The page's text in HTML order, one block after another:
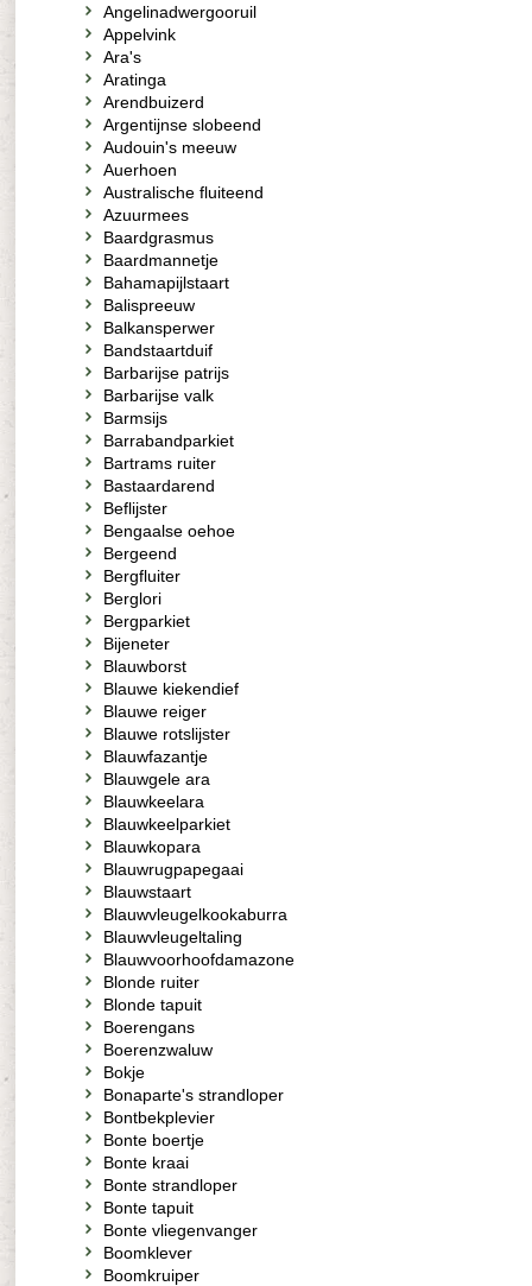
Angelinadwergooruil
Appelvink
Ara's
Aratinga
Arendbuizerd
Argentijnse slobeend
Audouin's meeuw
Auerhoen
Australische fluiteend
Azuurmees
Baardgrasmus
Baardmannetje
Bahamapijlstaart
Balispreeuw
Balkansperwer
Bandstaartduif
Barbarijse patrijs
Barbarijse valk
Barmsijs
Barrabandparkiet
Bartrams ruiter
Bastaardarend
Beflijster
Bengaalse oehoe
Bergeend
Bergfluiter
Berglori
Bergparkiet
Bijeneter
Blauwborst
Blauwe kiekendief
Blauwe reiger
Blauwe rotslijster
Blauwfazantje
Blauwgele ara
Blauwkeelara
Blauwkeelparkiet
Blauwkopara
Blauwrugpapegaai
Blauwstaart
Blauwvleugelkookaburra
Blauwvleugeltaling
Blauwvoorhoofdamazone
Blonde ruiter
Blonde tapuit
Boerengans
Boerenzwaluw
Bokje
Bonaparte's strandloper
Bontbekplevier
Bonte boertje
Bonte kraai
Bonte strandloper
Bonte tapuit
Bonte vliegenvanger
Boomklever
Boomkruiper